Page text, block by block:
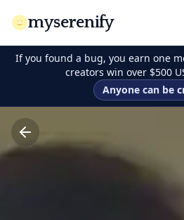
myserenify
If you found a bug, you earn one
creators win over $500
Anyone can be